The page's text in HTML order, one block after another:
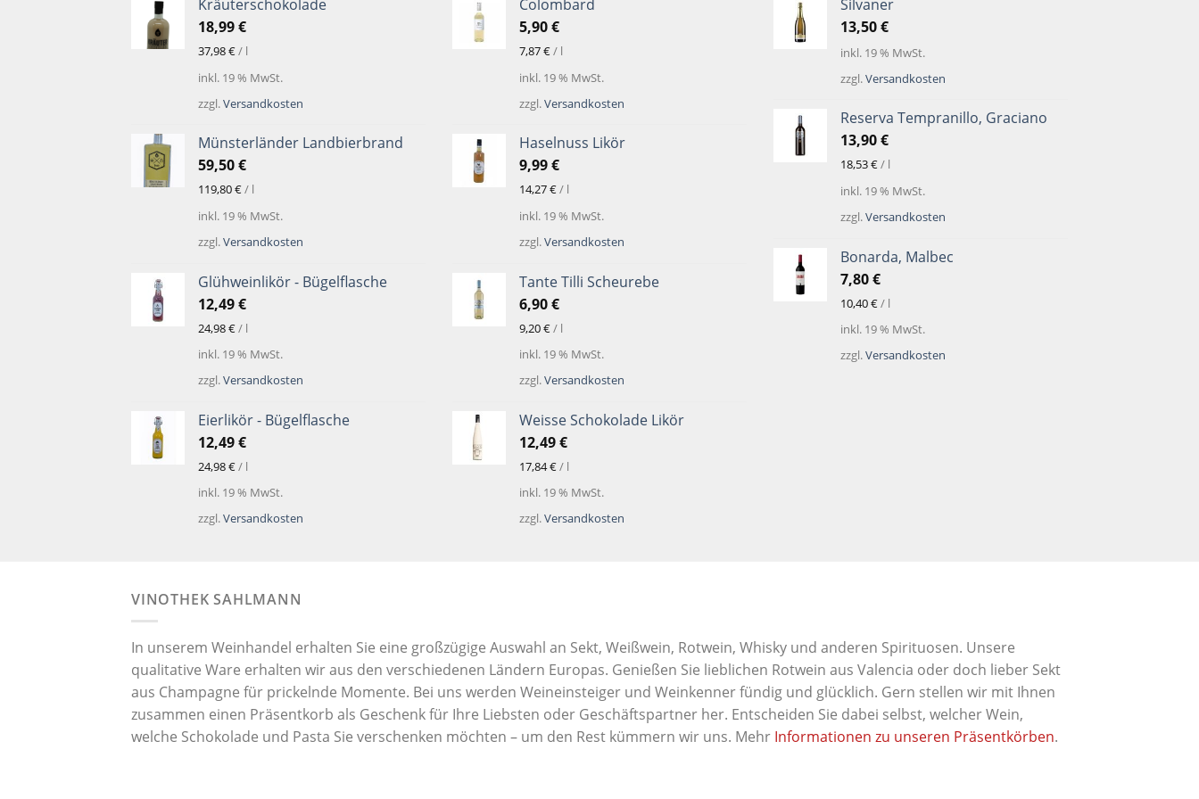
Kräuterschokolade
18,99€
37,98€/ l
inkl. 19 % MwSt.
zzgl.Versandkosten
Münsterländer Landbierbrand
59,50€
119,80€/ l
inkl. 19 % MwSt.
zzgl.Versandkosten
Glühweinlikör - Bügelflasche
12,49€
24,98€/ l
inkl. 19 % MwSt.
zzgl.Versandkosten
Eierlikör - Bügelflasche
12,49€
24,98€/ l
inkl. 19 % MwSt.
zzgl.Versandkosten
Colombard
5,90€
7,87€/ l
inkl. 19 % MwSt.
zzgl.Versandkosten
Haselnuss Likör
9,99€
14,27€/ l
inkl. 19 % MwSt.
zzgl.Versandkosten
Tante Tilli Scheurebe
6,90€
9,20€/ l
inkl. 19 % MwSt.
zzgl.Versandkosten
Weisse Schokolade Likör
12,49€
17,84€/ l
inkl. 19 % MwSt.
zzgl.Versandkosten
Silvaner
13,50€
inkl. 19 % MwSt.
zzgl.Versandkosten
Reserva Tempranillo, Graciano
13,90€
18,53€/ l
inkl. 19 % MwSt.
zzgl.Versandkosten
Bonarda, Malbec
7,80€
10,40€/ l
inkl. 19 % MwSt.
zzgl.Versandkosten
VINOTHEK SAHLMANN
In unserem Weinhandel erhalten Sie eine großzügige Auswahl an Sekt, Weißwein, Rotwein, Whisky und anderen Spirituosen. Unsere
qualitative Ware erhalten wir aus den verschiedenen Ländern Europas. Genießen Sie lieblichen Rotwein aus Valencia oder doch lieber Sekt
aus Champagne für prickelnde Momente. Bei uns werden Weineinsteiger und Weinkenner fündig und glücklich. Gern stellen wir mit Ihnen
zusammen einen Präsentkorb als Geschenk für Ihre Liebsten oder Geschäftspartner her. Entscheiden Sie dabei selbst, welcher Wein,
welche Schokolade und Pasta Sie verschenken möchten – um den Rest kümmern wir uns. Mehr Informationen zu unseren Präsentkörben.